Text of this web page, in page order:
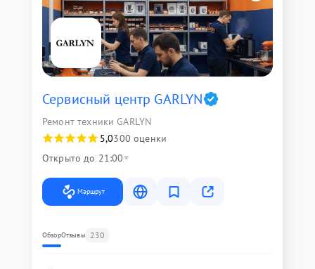
Сервисный центр GARLYN
Ремонт техники GARLYN
5,0300 оценки
Открыто до 21:00
Маршрут
ОбзорОтзывы 230